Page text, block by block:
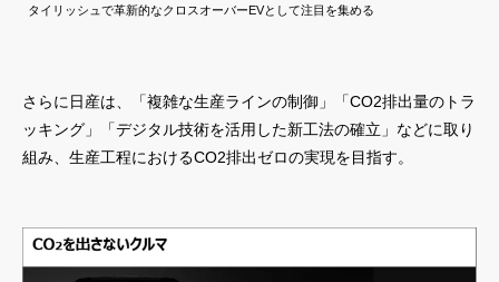
タイリッシュで革新的なクロスオーバーEVとして注目を集める
さらに日産は、「複雑な生産ラインの制御」「CO2排出量のトラ
ッキング」「デジタル技術を活用した新工法の確立」などに取り
組み、生産工程におけるCO2排出ゼロの実現を目指す。